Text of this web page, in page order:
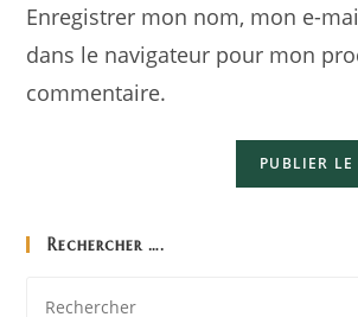
Enregistrer mon nom, mon e-
dans le navigateur pour mon
commentaire.
Rechercher ….